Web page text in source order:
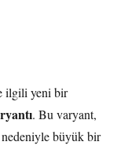
ilgili yeni bir
. Bu varyant,
nedeniyle büyük bir